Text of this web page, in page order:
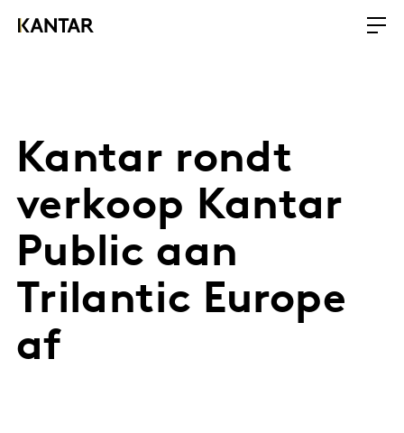
Kantar rondt
verkoop Kantar
Public aan
Trilantic Europe
af